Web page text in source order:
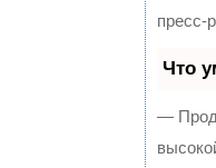
пресс-
Что
—